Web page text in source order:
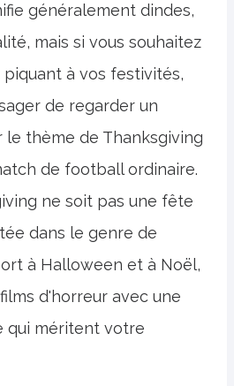
généralement dindes,
mais si vous souhaitez
à vos festivités,
de regarder un
le thème de Thanksgiving
de football ordinaire.
ne soit pas une fête
dans le genre de
à Halloween et à Noël,
d'horreur avec une
qui méritent votre